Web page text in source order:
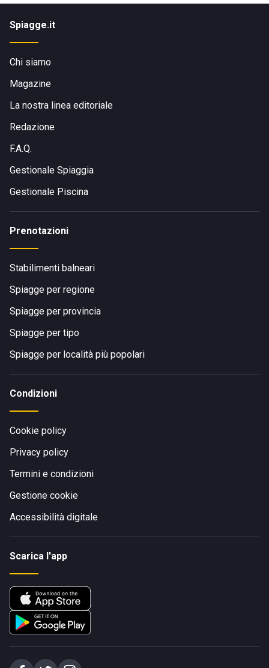
Spiagge.it
Chi siamo
Magazine
La nostra linea editoriale
Redazione
F.A.Q.
Gestionale Spiaggia
Gestionale Piscina
Prenotazioni
Stabilimenti balneari
Spiagge per regione
Spiagge per provincia
Spiagge per tipo
Spiagge per località più popolari
Condizioni
Cookie policy
Privacy policy
Termini e condizioni
Gestione cookie
Accessibilità digitale
Scarica l'app